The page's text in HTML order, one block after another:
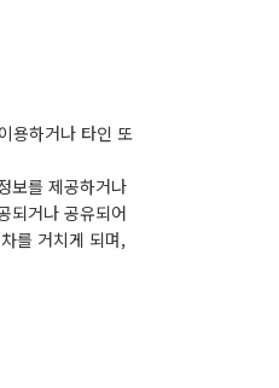
용하거나 타인 또
보를 제공하거나
되거나 공유되어
를 거치게 되며,